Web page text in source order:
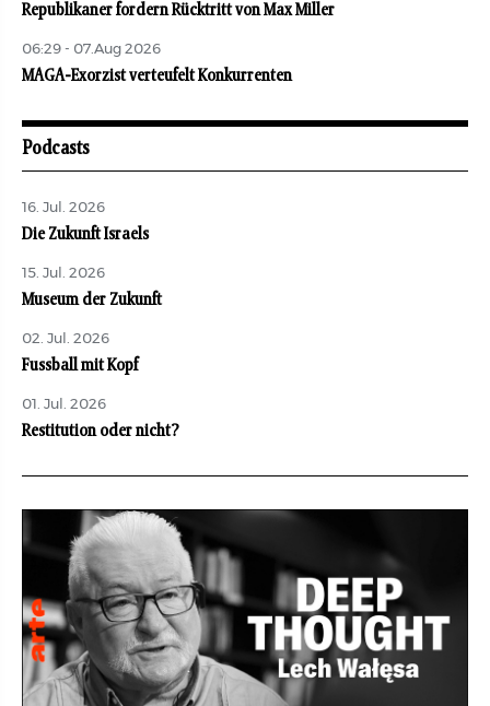
Republikaner fordern Rücktritt von Max Miller
06:29 - 07.Aug 2026
MAGA-Exorzist verteufelt Konkurrenten
Podcasts
16. Jul. 2026
Die Zukunft Israels
15. Jul. 2026
Museum der Zukunft
02. Jul. 2026
Fussball mit Kopf
01. Jul. 2026
Restitution oder nicht?